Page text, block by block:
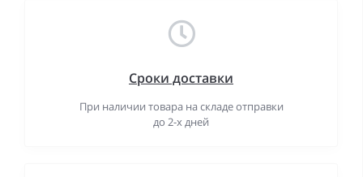
Сроки доставки
При наличии товара на складе отправки
до 2-х дней